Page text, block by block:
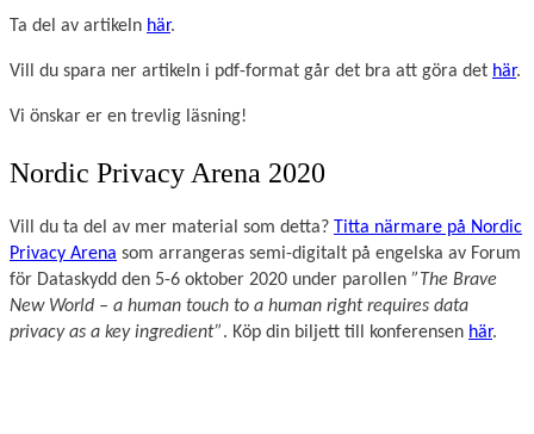
Ta del av artikeln här.
Vill du spara ner artikeln i pdf-format går det bra att göra det här.
Vi önskar er en trevlig läsning!
Nordic Privacy Arena 2020
Vill du ta del av mer material som detta? Titta närmare på Nordic
Privacy Arena som arrangeras semi-digitalt på engelska av Forum
för Dataskydd den 5-6 oktober 2020 under parollen ”The Brave
New World – a human touch to a human right requires data
privacy as a key ingredient”. Köp din biljett till konferensen här.